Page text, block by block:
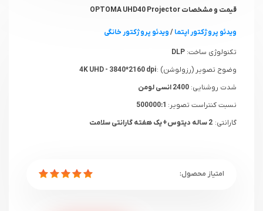
قیمت و مشخصات OPTOMA UHD40 Projector
ویدئو پروژکتور اپتما/ویدئو پروژکتور خانگی
تکنولوژی ساخت: DLP
وضوح تصویر (رزولوشن) :4K UHD - 3840*2160 dpi
شدت روشنایی: 2400 انسی لومن
نسبت کنتراست تصویر:
گارانتی: 2 ساله دیتوس+ یک هفته گارانتی سلامت